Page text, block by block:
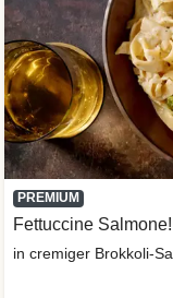
PREMIUM
Fettuccine
in cremiger Brokkoli-